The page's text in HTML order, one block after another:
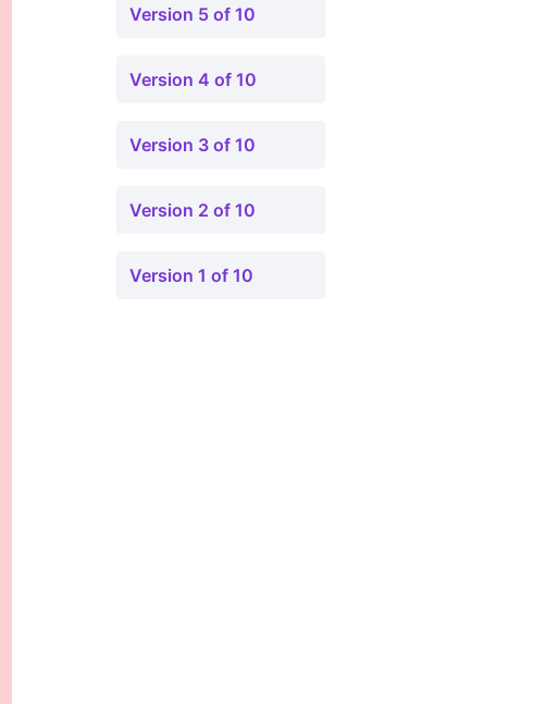
Version 5 of 10
Version 4 of 10
Version 3 of 10
Version 2 of 10
Version 1 of 10